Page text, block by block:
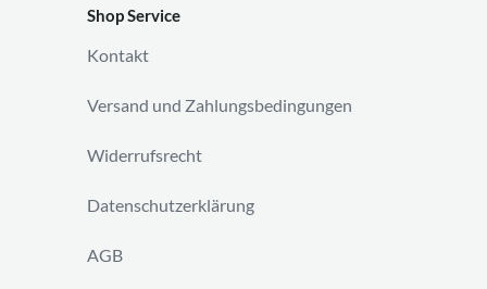
Shop Service
Kontakt
Versand und Zahlungsbedingungen
Widerrufsrecht
Datenschutzerklärung
AGB